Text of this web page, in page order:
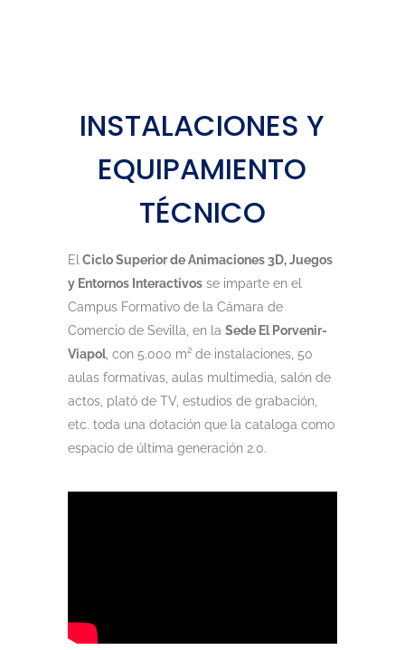
INSTALACIONES Y
EQUIPAMIENTO
TÉCNICO
El Ciclo Superior de Animaciones 3D, Juegos
y Entornos Interactivosse imparte en el
Campus Formativo de la Cámara de
Comercio de Sevilla, en la Sede El Porvenir-
Viapol, con 5.000 m² de instalaciones, 50
aulas formativas, aulas multimedia, salón de
actos, plató de TV, estudios de grabación,
etc. toda una dotación que la cataloga como
espacio de última generación 2.0.